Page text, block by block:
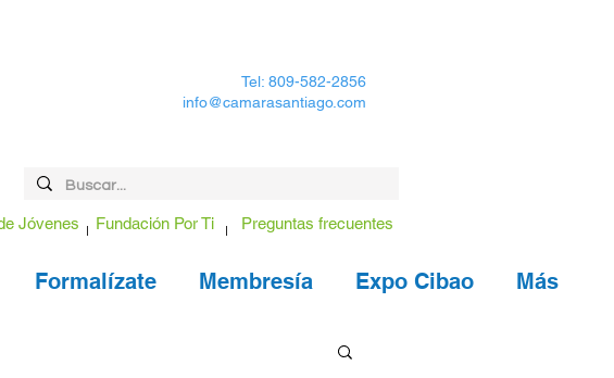
Tel: 809-582-2856
info@camarasantiago.com
Jóvenes Fundación Por Ti Preguntas frecuentes
Formalízate Membresía Expo Cibao Más